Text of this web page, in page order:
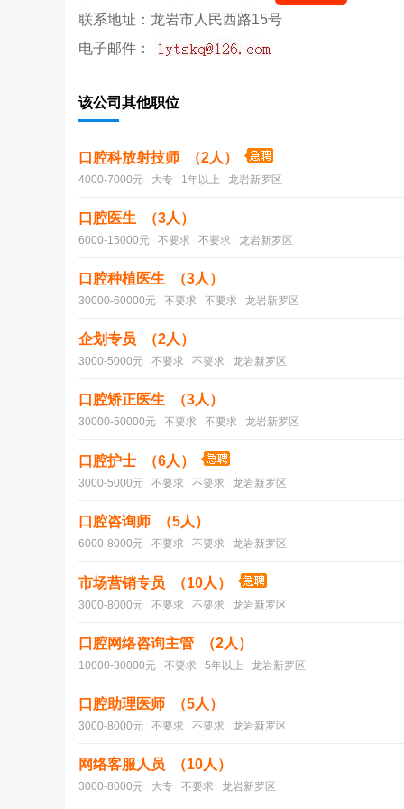
联系地址：龙岩市人民西路15号
电子邮件：
该公司其他职位
口腔科放射技师 （2人）
4000-7000元 大专 1年以上 龙岩新罗区
口腔医生 （3人）
6000-15000元 不要求 不要求 龙岩新罗区
口腔种植医生 （3人）
30000-60000元 不要求 不要求 龙岩新罗区
企划专员 （2人）
3000-5000元 不要求 不要求 龙岩新罗区
口腔矫正医生 （3人）
30000-50000元 不要求 不要求 龙岩新罗区
口腔护士 （6人）
3000-5000元 不要求 不要求 龙岩新罗区
口腔咨询师 （5人）
6000-8000元 不要求 不要求 龙岩新罗区
市场营销专员 （10人）
3000-8000元 不要求 不要求 龙岩新罗区
口腔网络咨询主管 （2人）
10000-30000元 不要求 5年以上 龙岩新罗区
口腔助理医师 （5人）
3000-8000元 不要求 不要求 龙岩新罗区
网络客服人员 （10人）
3000-8000元 大专 不要求 龙岩新罗区